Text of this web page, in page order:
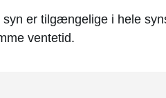
er tilgængelige i hele
ventetid.